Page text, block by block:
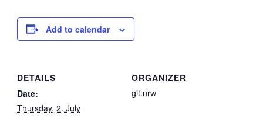
Add to calendar
DETAILS
Date:
Thursday, 2. July
ORGANIZER
git.nrw